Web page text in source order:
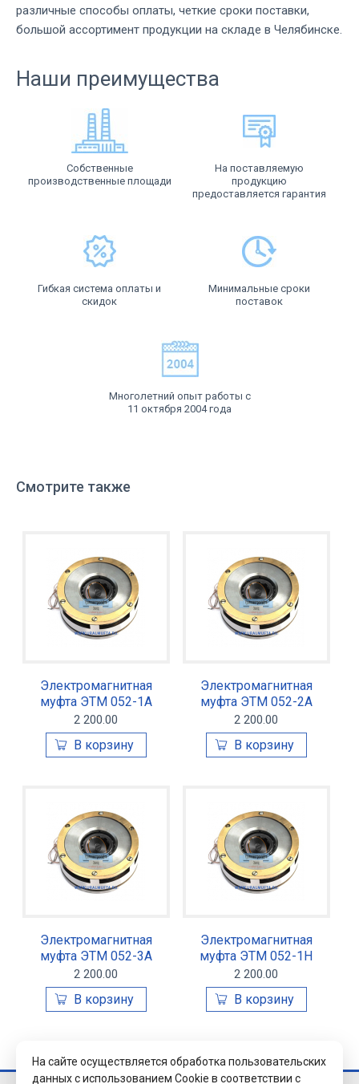
различные способы оплаты, четкие сроки поставки,
большой ассортимент продукции на складе в Челябинске.
Наши преимущества
Собственные
производственные площади
На поставляемую
продукцию
предоставляется гарантия
Гибкая система оплаты и
скидок
Минимальные сроки
поставок
Многолетний опыт работы с
11 октября 2004 года
Смотрите также
Электромагнитная
муфта ЭТМ 052-1А
2 200.00
Электромагнитная
муфта ЭТМ 052-2А
2 200.00
Электромагнитная
муфта ЭТМ 052-3А
2 200.00
Электромагнитная
муфта ЭТМ 052-1Н
2 200.00
На сайте осуществляется обработка пользовательских
данных с использованием Cookie в соответствии с